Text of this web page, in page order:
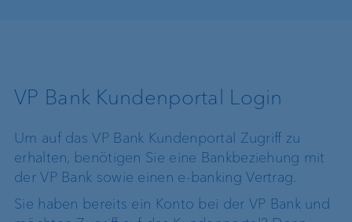
VP Bank Kundenportal Login
Um auf das VP Bank Kundenportal Zugriff zu
erhalten, benötigen Sie eine Bankbeziehung mit
der VP Bank sowie einen e-banking Vertrag.
Sie haben bereits ein Konto bei der VP Bank und